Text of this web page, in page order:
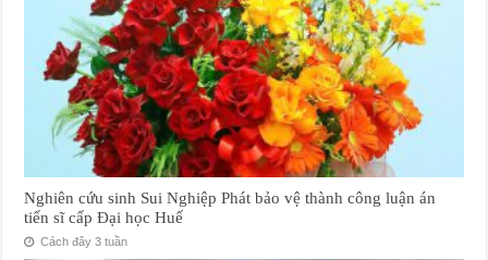
Nghiên cứu sinh Sui Nghiệp Phát bảo vệ thành công luận án
tiến sĩ cấp Đại học Huế
Cách đây 3 tuần